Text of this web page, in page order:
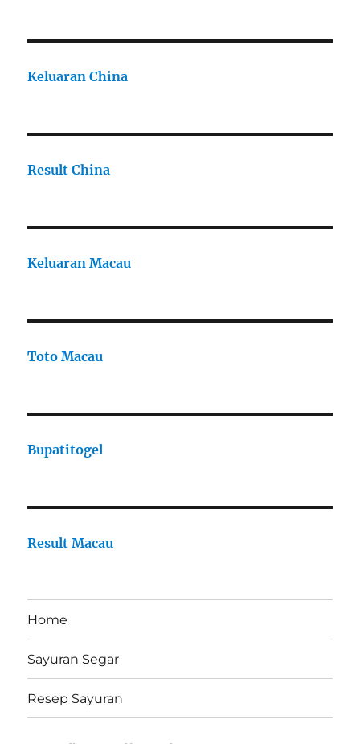
Keluaran China
Result China
Keluaran Macau
Toto Macau
Bupatitogel
Result Macau
Home
Sayuran Segar
Resep Sayuran